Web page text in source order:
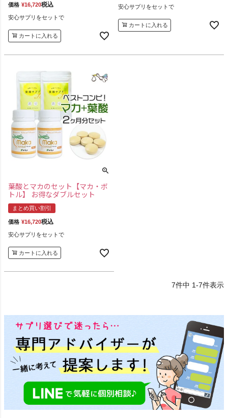
価格 ¥16,720税込
安心サプリをセットで
カートに入れる
安心サプリをセットで
カートに入れる
葉酸とマカのセット【マカ・ボ
トル】 お得なダブルセット
まとめ買い割引
価格 ¥16,720税込
安心サプリをセットで
カートに入れる
7件中 1-7件表示